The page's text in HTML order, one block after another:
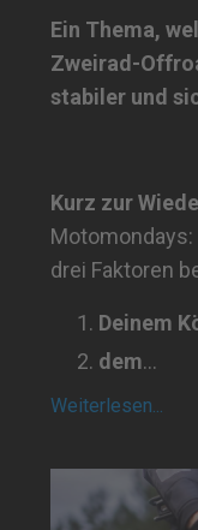
Ein Thema,
Zweirad-
stabiler und
Kurz zur
drei Faktoren
Deinem
dem...
Weiterlesen...